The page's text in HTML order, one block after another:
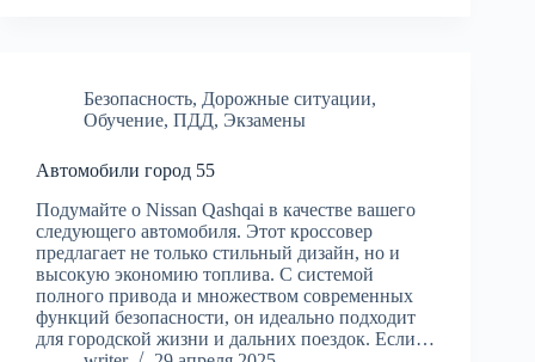
Безопасность, Дорожные ситуации,
Обучение, ПДД, Экзамены
Автомобили город 55
Подумайте о Nissan Qashqai в качестве вашего
следующего автомобиля. Этот кроссовер
предлагает не только стильный дизайн, но и
высокую экономию топлива. С системой
полного привода и множеством современных
функций безопасности, он идеально подходит
для городской жизни и дальних поездок. Если…